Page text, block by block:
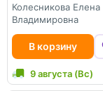
Колесникова Елена
Владимировна
В корзину
9 августа (Вс)